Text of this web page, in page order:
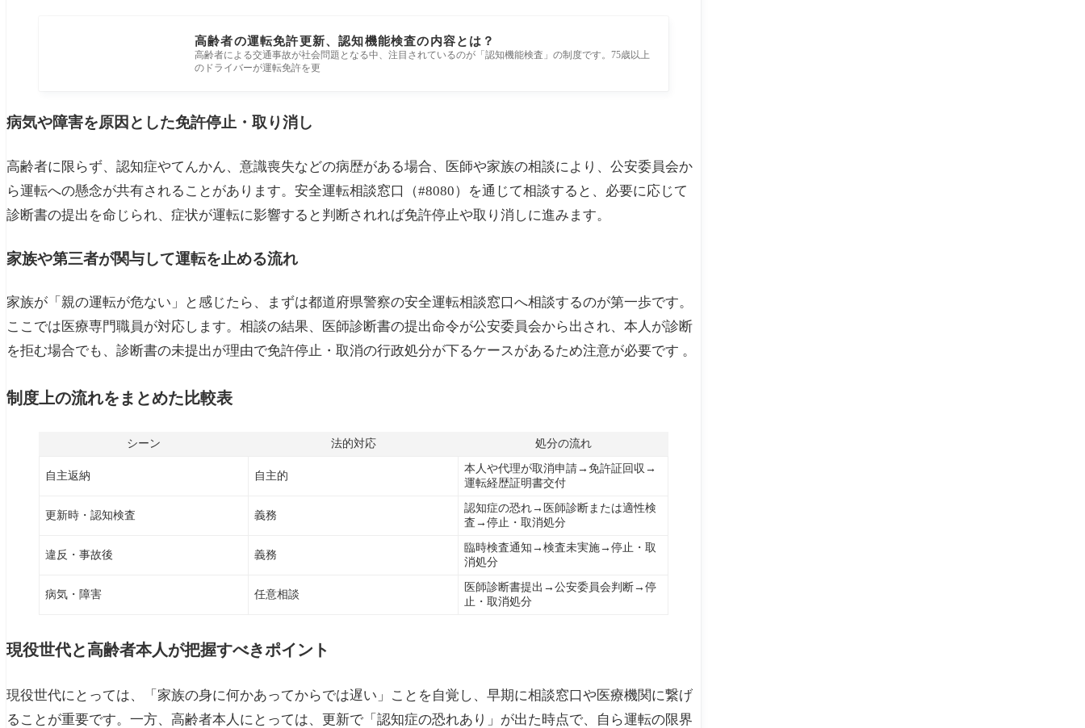
高齢者の運転免許更新、認知機能検査の内容とは？
高齢者による交通事故が社会問題となる中、注目されているのが「認知機能検査」の制度です。75歳以上
のドライバーが運転免許を更
病気や障害を原因とした免許停止・取り消し
高齢者に限らず、認知症やてんかん、意識喪失などの病歴がある場合、医師や家族の相談により、公安委員会か
ら運転への懸念が共有されることがあります。安全運転相談窓口（#8080）を通じて相談すると、必要に応じて
診断書の提出を命じられ、症状が運転に影響すると判断されれば免許停止や取り消しに進みます。
家族や第三者が関与して運転を止める流れ
家族が「親の運転が危ない」と感じたら、まずは都道府県警察の安全運転相談窓口へ相談するのが第一歩です。
ここでは医療専門職員が対応します。相談の結果、医師診断書の提出命令が公安委員会から出され、本人が診断
を拒む場合でも、診断書の未提出が理由で免許停止・取消の行政処分が下るケースがあるため注意が必要です 。
制度上の流れをまとめた比較表
シーン 法的対応 処分の流れ
自主返納 自主的
本人や代理が取消申請→免許証回収→
運転経歴証明書交付
更新時・認知検査 義務
認知症の恐れ→医師診断または適性検
査→停止・取消処分
違反・事故後 義務
臨時検査通知→検査未実施→停止・取
消処分
病気・障害 任意相談
医師診断書提出→公安委員会判断→停
止・取消処分
現役世代と高齢者本人が把握すべきポイント
現役世代にとっては、「家族の身に何かあってからでは遅い」ことを自覚し、早期に相談窓口や医療機関に繋げ
ることが重要です。一方、高齢者本人にとっては、更新で「認知症の恐れあり」が出た時点で、自ら運転の限界